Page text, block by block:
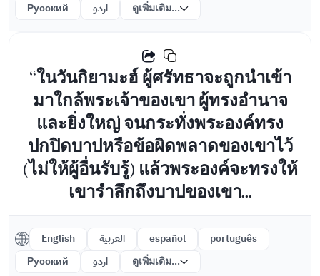
Русский
اردو ดูเพิ่มเติม...
“ในวันกิยามะฮ์ ผู้ศรัทธาจะถูกนำเข้า
มาใกล้พระเจ้าของเขา ผู้ทรงอำนาจ
และยิ่งใหญ่ จนกระทั่งพระองค์ทรง
ปกปิดบาปหรือข้อผิดพลาดของเขาไว้
(ไม่ให้ผู้อื่นรับรู้) แล้วพระองค์จะทรงให้
เขารำลึกถึงบาปของเขา...
English العربية español
português
Русский
اردو ดูเพิ่มเติม...